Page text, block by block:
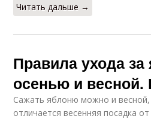
Читать дальше →
Правила ухода за
осенью и весной.
Сажать яблоню можно и
отличается весенняя посадка